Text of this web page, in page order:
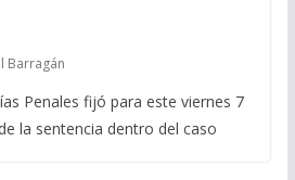
Barragán
Penales fijó para este viernes 7
la sentencia dentro del caso